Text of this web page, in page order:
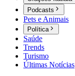
Podcasts
Pets e Animais
Política
Saúde
Trends
Turismo
Últimas Notícias